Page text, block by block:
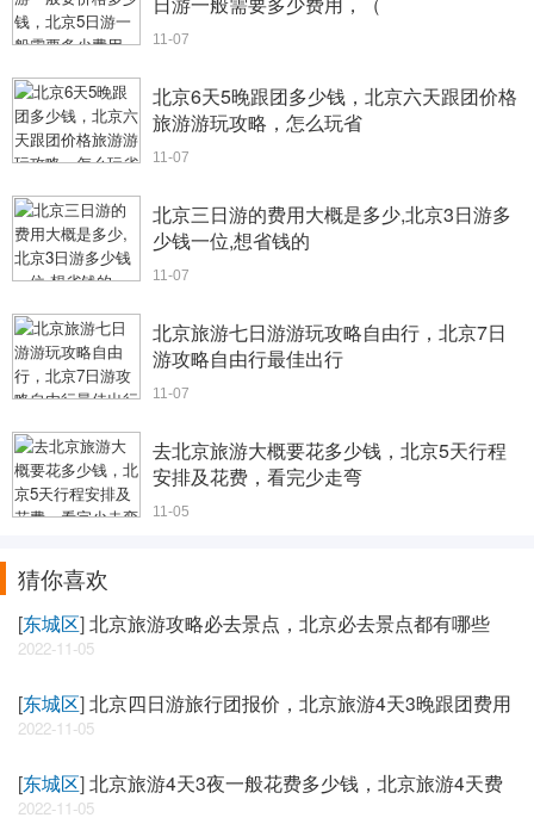
11-07
北京6天5晚跟团多少钱，北京六天跟团价格
旅游游玩攻略，怎么玩省
11-07
北京三日游的费用大概是多少,北京3日游多
少钱一位,想省钱的
11-07
北京旅游七日游游玩攻略自由行，北京7日
游攻略自由行最佳出行
11-07
去北京旅游大概要花多少钱，北京5天行程
安排及花费，看完少走弯
11-05
猜你喜欢
[东城区]北京旅游攻略必去景点，北京必去景点都有哪些
2022-11-05
[东城区]北京四日游旅行团报价，北京旅游4天3晚跟团费用
2022-11-05
[东城区]北京旅游4天3夜一般花费多少钱，北京旅游4天费
2022-11-05